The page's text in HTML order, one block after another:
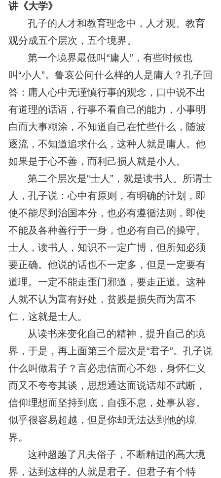
讲《大学》
孔子的人才和教育理念中，人才观、教育
观分成五个层次，五个境界。
第一个境界最低叫“庸人”，有些时候也
叫“小人”。鲁哀公问什么样的人是庸人？孔子回
答：庸人心中无谨慎行事的观念，口中说不出
有道理的话语，行事不看自己的能力，小事明
白而大事糊涂，不知道自己在忙些什么，随波
逐流，不知道追求什么，这种人就是庸人。他
如果是于心不善，而利己损人就是小人。
第二个层次是“士人”，就是读书人。所谓士
人，孔子说：心中有原则，有明确的计划，即
使不能尽到治国本分，也必有遵循法则，即使
不能及各种善行于一身，也必有自己的操守。
士人，读书人，知识不一定广博，但所知必须
要正确。他说的话也不一定多，但是一定要有
道理。一定不能走歪门邪道，要走正道。这种
人就不认为富有好处，贫贱是损失而为富不
仁，这就是士人。
从读书来变化自己的精神，提升自己的境
界，于是，再上面第三个层次是“君子”。孔子说
什么叫做君子？言必忠信而心不怨，身怀仁义
而又不夸夸其谈，思想通达而说话却不武断，
信仰理想而坚持到底，自强不息，处事从容。
似乎很容易超越，但是你却无法达到他的境
界。
这种超越了凡夫俗子，不断精进的高大境
界，达到这样的人就是君子。但君子有个特